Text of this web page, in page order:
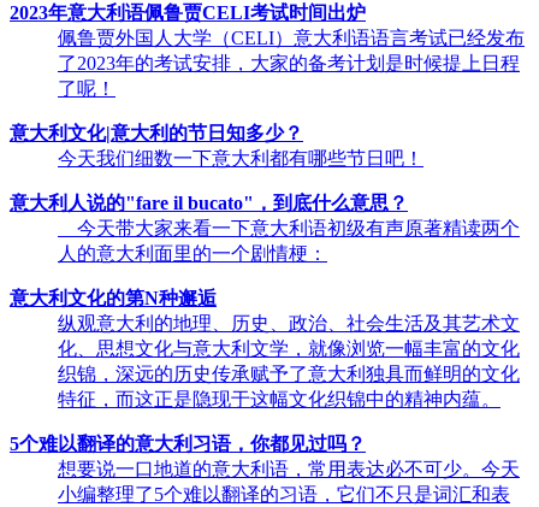
2023年意大利语佩鲁贾CELI考试时间出炉
佩鲁贾外国人大学（CELI）意大利语语言考试已经发布
了2023年的考试安排，大家的备考计划是时候提上日程
了呢！
意大利文化|意大利的节日知多少？
今天我们细数一下意大利都有哪些节日吧！
意大利人说的"fare il bucato"，到底什么意思？
今天带大家来看一下意大利语初级有声原著精读两个
人的意大利面里的一个剧情梗：
意大利文化的第N种邂逅
纵观意大利的地理、历史、政治、社会生活及其艺术文
化、思想文化与意大利文学，就像浏览一幅丰富的文化
织锦，深远的历史传承赋予了意大利独具而鲜明的文化
特征，而这正是隐现于这幅文化织锦中的精神内蕴。
5个难以翻译的意大利习语，你都见过吗？
想要说一口地道的意大利语，常用表达必不可少。今天
小编整理了5个难以翻译的习语，它们不只是词汇和表